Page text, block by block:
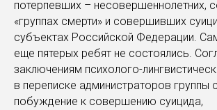
потерпевших – несовершеннолетних,
«группах смерти» и совершивших
субъектах Российской Федерации.
еще пятерых ребят не состоялись.
заключениям психолого-
в переписке администраторов группы
побуждение к совершению суицида,